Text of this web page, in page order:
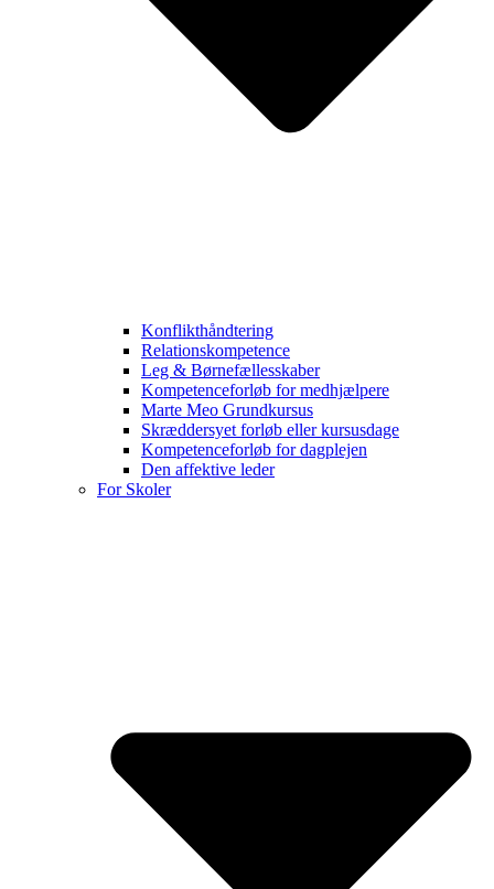
Konflikthåndtering
Relationskompetence
Leg & Børnefællesskaber
Kompetenceforløb for medhjælpere
Marte Meo Grundkursus
Skræddersyet forløb eller kursusdage
Kompetenceforløb for dagplejen
Den affektive leder
For Skoler